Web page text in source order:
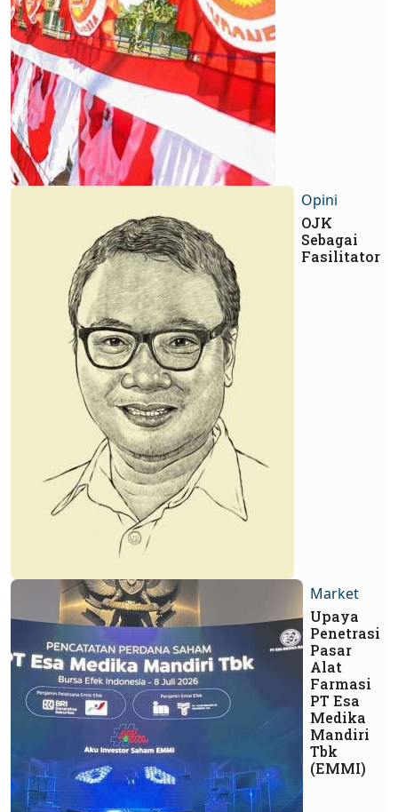
Opini
OJK
Sebagai
Fasilitator
Market
Upaya
Penetrasi
Pasar
Alat
Farmasi
PT Esa
Medika
Mandiri
Tbk
(EMMI)